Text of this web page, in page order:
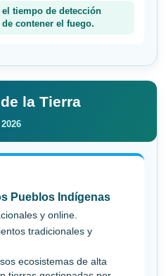
tiempo de detección
contener el fuego.
la Tierra
Pueblos Indígenas
y online.
tradicionales y
ecosistemas de alta